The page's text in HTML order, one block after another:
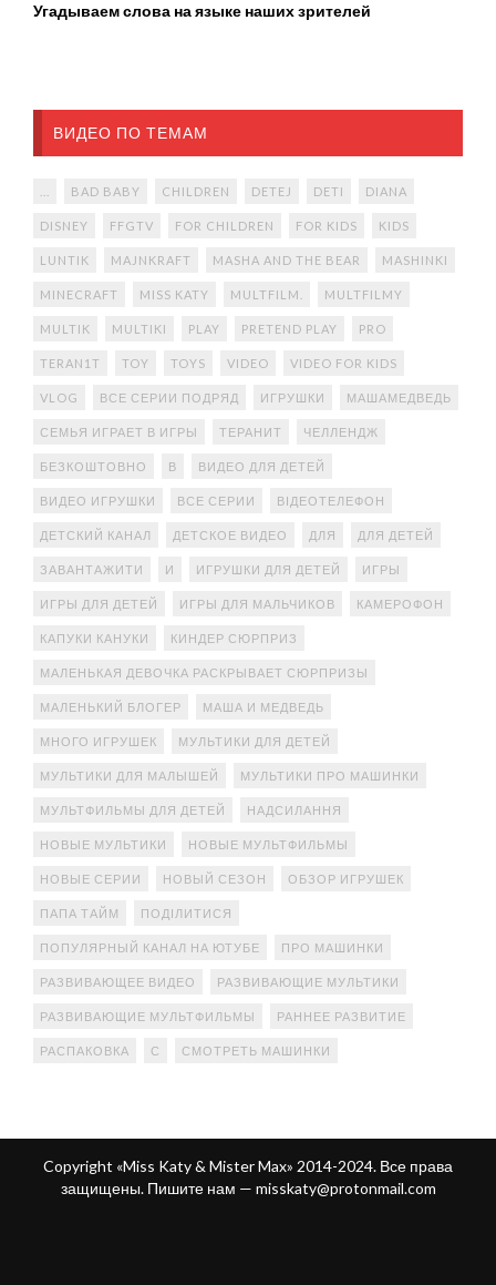
Угадываем слова на языке наших зрителей
ВИДЕО ПО ТЕМАМ
BAD BABY CHILDREN DETEJ DETI DIANA
DISNEY FFGTV FOR CHILDREN FOR KIDS KIDS
LUNTIK MAJNKRAFT MASHA AND THE BEAR MASHINKI
MINECRAFT MISS KATY MULTFILM. MULTFILMY
MULTIK MULTIKI PLAY PRETEND PLAY PRO
TERAN1T TOY TOYS VIDEO VIDEO FOR KIDS
VLOG ВСЕ СЕРИИ ПОДРЯД ИГРУШКИ МАШАМЕДВЕДЬ
СЕМЬЯ ИГРАЕТ В ИГРЫ ТЕРАНИТ ЧЕЛЛЕНДЖ
БЕЗКОШТОВНО В ВИДЕО ДЛЯ ДЕТЕЙ
ВИДЕО ИГРУШКИ ВСЕ СЕРИИ ВІДЕОТЕЛЕФОН
ДЕТСКИЙ КАНАЛ ДЕТСКОЕ ВИДЕО ДЛЯ ДЛЯ ДЕТЕЙ
ЗАВАНТАЖИТИ И ИГРУШКИ ДЛЯ ДЕТЕЙ ИГРЫ
ИГРЫ ДЛЯ ДЕТЕЙ ИГРЫ ДЛЯ МАЛЬЧИКОВ КАМЕРОФОН
КАПУКИ КАНУКИ КИНДЕР СЮРПРИЗ
МАЛЕНЬКАЯ ДЕВОЧКА РАСКРЫВАЕТ СЮРПРИЗЫ
МАЛЕНЬКИЙ БЛОГЕР МАША И МЕДВЕДЬ
МНОГО ИГРУШЕК МУЛЬТИКИ ДЛЯ ДЕТЕЙ
МУЛЬТИКИ ДЛЯ МАЛЫШЕЙ МУЛЬТИКИ ПРО МАШИНКИ
МУЛЬТФИЛЬМЫ ДЛЯ ДЕТЕЙ НАДСИЛАННЯ
НОВЫЕ МУЛЬТИКИ НОВЫЕ МУЛЬТФИЛЬМЫ
НОВЫЕ СЕРИИ НОВЫЙ СЕЗОН ОБЗОР ИГРУШЕК
ПАПА ТАЙМ ПОДІЛИТИСЯ
ПОПУЛЯРНЫЙ КАНАЛ НА ЮТУБЕ ПРО МАШИНКИ
РАЗВИВАЮЩЕЕ ВИДЕО РАЗВИВАЮЩИЕ МУЛЬТИКИ
РАЗВИВАЮЩИЕ МУЛЬТФИЛЬМЫ РАННЕЕ РАЗВИТИЕ
РАСПАКОВКА С СМОТРЕТЬ МАШИНКИ
Copyright «Miss Katy & Mister Max» 2014-2024. Все права
защищены. Пишите нам — misskaty@protonmail.com